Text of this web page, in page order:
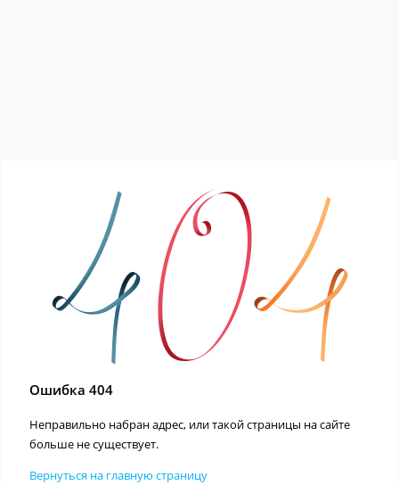
Ошибка 404
Неправильно набран адрес, или такой страницы на сайте
больше не существует.
Вернуться на главную страницу